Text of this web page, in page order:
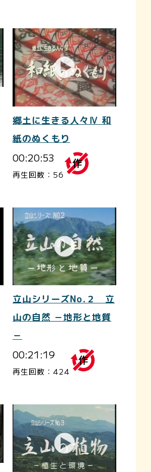
郷土に生きる人々Ⅳ 和
紙のぬくもり
00:20:53
再生回数：56
立山シリーズNo.２ 立
山の自然 －地形と地質
－
00:21:19
再生回数：424